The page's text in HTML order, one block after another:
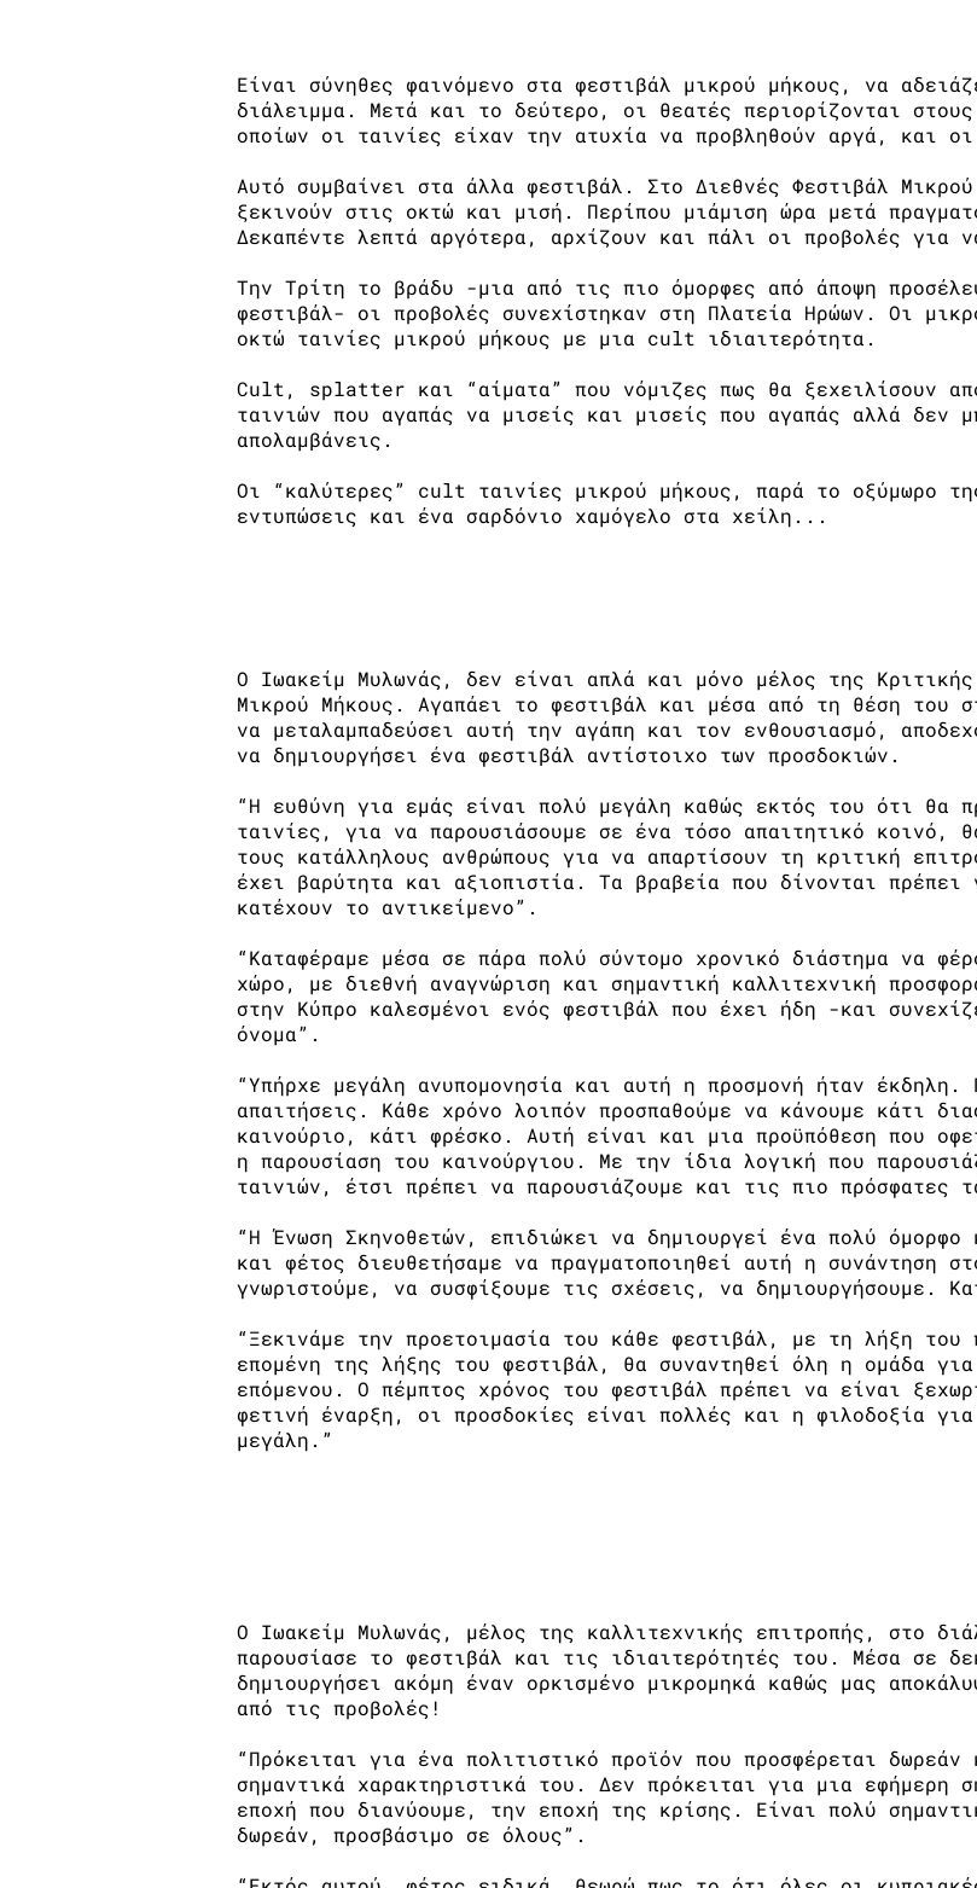
Είναι σύνηθες φαινόμενο στα φεστιβάλ μικρού μήκους, να
διάλειμμα. Μετά και το δεύτερο, οι θεατές περιορίζονται
οποίων οι ταινίες είχαν την ατυχία να προβληθούν αργά, και
Αυτό συμβαίνει στα άλλα φεστιβάλ. Στο Διεθνές Φεστιβάλ
ξεκινούν στις οκτώ και μισή. Περίπου μιάμιση ώρα μετά
Δεκαπέντε λεπτά αργότερα, αρχίζουν και πάλι οι προβολές για
Την Τρίτη το βράδυ -μια από τις πιο όμορφες από άποψη
φεστιβάλ- οι προβολές συνεχίστηκαν στη Πλατεία Ηρώων. Οι
οκτώ ταινίες μικρού μήκους με μια cult ιδιαιτερότητα.
Cult, splatter και “αίματα” που νόμιζες πως θα ξεχειλίσουν
ταινιών που αγαπάς να μισείς και μισείς που αγαπάς αλλά δεν
απολαμβάνεις.
Οι “καλύτερες” cult ταινίες μικρού μήκους, παρά το οξύμωρο
εντυπώσεις και ένα σαρδόνιο χαμόγελο στα χείλη...
Ο Ιωακείμ Μυλωνάς, δεν είναι απλά και μόνο μέλος της
Μικρού Μήκους. Αγαπάει το φεστιβάλ και μέσα από τη θέση του
να μεταλαμπαδεύσει αυτή την αγάπη και τον ενθουσιασμό,
να δημιουργήσει ένα φεστιβάλ αντίστοιχο των προσδοκιών.
“Η ευθύνη για εμάς είναι πολύ μεγάλη καθώς εκτός του ότι θα
ταινίες, για να παρουσιάσουμε σε ένα τόσο απαιτητικό κοινό,
τους κατάλληλους ανθρώπους για να απαρτίσουν τη κριτική
έχει βαρύτητα και αξιοπιστία. Τα βραβεία που δίνονται πρέπει
κατέχουν το αντικείμενο”.
“Καταφέραμε μέσα σε πάρα πολύ σύντομο χρονικό διάστημα να
χώρο, με διεθνή αναγνώριση και σημαντική καλλιτεχνική
στην Κύπρο καλεσμένοι ενός φεστιβάλ που έχει ήδη -και
όνομα”.
“Υπήρχε μεγάλη ανυπομονησία και αυτή η προσμονή ήταν έκδηλη.
απαιτήσεις. Κάθε χρόνο λοιπόν προσπαθούμε να κάνουμε κάτι
καινούριο, κάτι φρέσκο. Αυτή είναι και μια προϋπόθεση που
η παρουσίαση του καινούργιου. Με την ίδια λογική που
ταινιών, έτσι πρέπει να παρουσιάζουμε και τις πιο πρόσφατες
“Η Ένωση Σκηνοθετών, επιδιώκει να δημιουργεί ένα πολύ
και φέτος διευθετήσαμε να πραγματοποιηθεί αυτή η συνάντηση
γνωριστούμε, να συσφίξουμε τις σχέσεις, να δημιουργήσουμε.
“Ξεκινάμε την προετοιμασία του κάθε φεστιβάλ, με τη λήξη
επομένη της λήξης του φεστιβάλ, θα συναντηθεί όλη η ομάδα
επόμενου. Ο πέμπτος χρόνος του φεστιβάλ πρέπει να είναι
φετινή έναρξη, οι προσδοκίες είναι πολλές και η φιλοδοξία
μεγάλη.”
Ο Ιωακείμ Μυλωνάς, μέλος της καλλιτεχνικής επιτροπής, στο
παρουσίασε το φεστιβάλ και τις ιδιαιτερότητές του. Μέσα σε
δημιουργήσει ακόμη έναν ορκισμένο μικρομηκά καθώς μας
από τις προβολές!
“Πρόκειται για ένα πολιτιστικό προϊόν που προσφέρεται
σημαντικά χαρακτηριστικά του. Δεν πρόκειται για μια εφήμερη
εποχή που διανύουμε, την εποχή της κρίσης. Είναι πολύ
δωρεάν, προσβάσιμο σε όλους”.